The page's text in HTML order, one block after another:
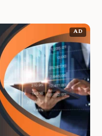
AD